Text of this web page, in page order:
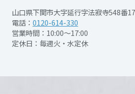
中古住宅検索
スムストック検索
医療・介護・子育て・障がい福祉
土地活用の基礎から長期安定経営を目指
リフォーム営業所
事業用地・事業用建物
ご相談窓口
お客様センター
IR情報
SDGs
山口県下関市大字延行字法寂寺548番
電話： 0120-614-330
営業時間：10:00～17:00
定休日：毎週火・水定休
山形県
福島県
関東
詳細を見る
◆大屋根を活かした「創エネ
4.64ｋＷ搭載
詳細を見る